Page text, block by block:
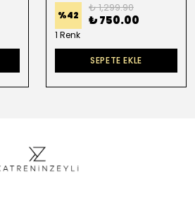
%42
₺ 1,299.90
₺ 750.00
1 Renk
SEPETE EKLE